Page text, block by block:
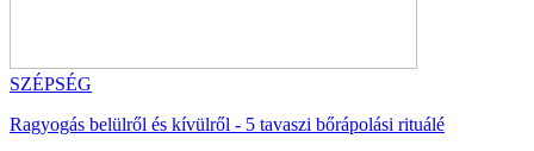
SZÉPSÉG
Ragyogás belülről és kívülről - 5 tavaszi bőrápolási rituálé